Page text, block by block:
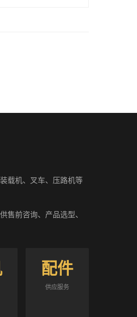
载机、叉车、压路机等
售前咨询、产品选型、
配件
供应服务